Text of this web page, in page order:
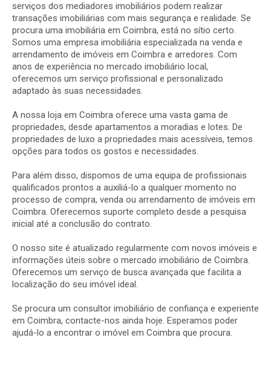
serviços dos mediadores imobiliários podem realizar
transações imobiliárias com mais segurança e realidade. Se
procura uma imobiliária em Coimbra, está no sítio certo.
Somos uma empresa imobiliária especializada na venda e
arrendamento de imóveis em Coimbra e arredores. Com
anos de experiência no mercado imobiliário local,
oferecemos um serviço profissional e personalizado
adaptado às suas necessidades.
A nossa loja em Coimbra oferece uma vasta gama de
propriedades, desde apartamentos a moradias e lotes. De
propriedades de luxo a propriedades mais acessíveis, temos
opções para todos os gostos e necessidades.
Para além disso, dispomos de uma equipa de profissionais
qualificados prontos a auxiliá-lo a qualquer momento no
processo de compra, venda ou arrendamento de imóveis em
Coimbra. Oferecemos suporte completo desde a pesquisa
inicial até a conclusão do contrato.
O nosso site é atualizado regularmente com novos imóveis e
informações úteis sobre o mercado imobiliário de Coimbra.
Oferecemos um serviço de busca avançada que facilita a
localização do seu imóvel ideal.
Se procura um consultor imobiliário de confiança e experiente
em Coimbra, contacte-nos ainda hoje. Esperamos poder
ajudá-lo a encontrar o imóvel em Coimbra que procura.